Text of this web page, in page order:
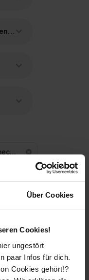
Über Cookies
Cookies!
ungestört
paar Infos für dich.
Cookies gehört!?
Land- und Baumaschinenmechatroniker/in
Land- und Baumaschinenmechatroniker/in
in (m/w/d)